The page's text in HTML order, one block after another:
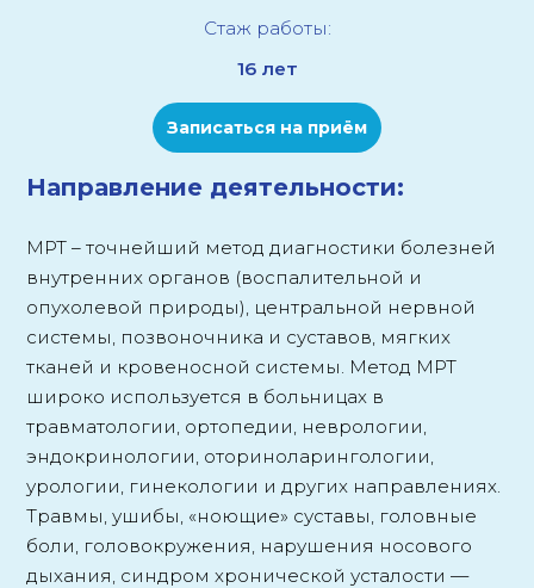
Стаж работы:
16 лет
Записаться на приём
Направление деятельности:
МРТ – точнейший метод диагностики болезней
внутренних органов (воспалительной и
опухолевой природы), центральной нервной
системы, позвоночника и суставов, мягких
тканей и кровеносной системы. Метод МРТ
широко используется в больницах в
травматологии, ортопедии, неврологии,
эндокринологии, оториноларингологии,
урологии, гинекологии и других направлениях.
Травмы, ушибы, «ноющие» суставы, головные
боли, головокружения, нарушения носового
дыхания, синдром хронической усталости —